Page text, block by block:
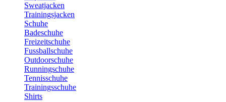
Sweatjacken
Trainingsjacken
Schuhe
Badeschuhe
Freizeitschuhe
Fussballschuhe
Outdoorschuhe
Runningschuhe
Tennisschuhe
Trainingsschuhe
Shirts